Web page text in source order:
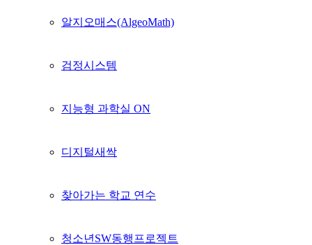
알지오매스(AlgeoMath)
검정시스템
지능형 과학실 ON
디지털새싹
찾아가는 학교 연수
청소년SW동행프로젝트